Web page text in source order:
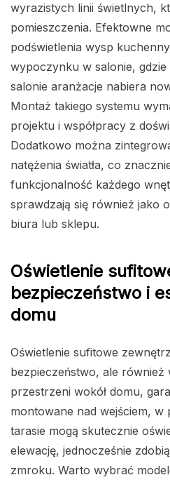
wyrazistych linii świetlnych,
pomieszczenia. Efektowne
podświetlenia wysp
wypoczynku w salonie,
salonie aranżacje nabiera
Montaż takiego systemu
projektu i współpracy z
Dodatkowo można
natężenia światła, co
funkcjonalność każdego
sprawdzają się również jako
biura lub sklepu.
Oświetlenie
bezpieczeństwo i
domu
Oświetlenie sufitowe
bezpieczeństwo, ale również
przestrzeni wokół domu,
montowane nad wejściem,
tarasie mogą skutecznie
elewację, jednocześnie
zmroku. Warto wybrać